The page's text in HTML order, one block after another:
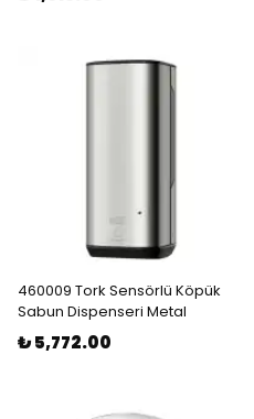
460009 Tork Sensörlü Köpük
Sabun Dispenseri Metal
₺ 5,772.00